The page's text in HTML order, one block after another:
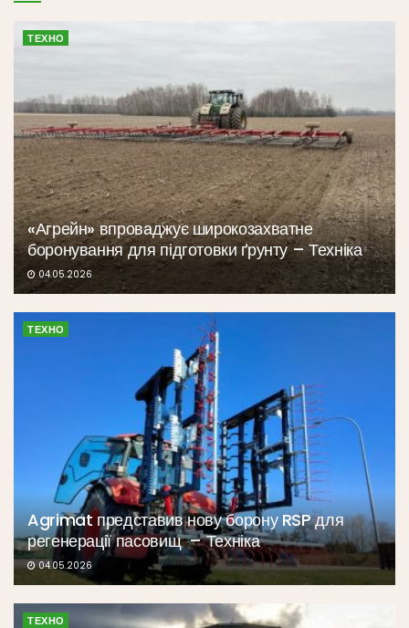
ТЕХНО
«Агрейн» впроваджує широкозахватне
боронування для підготовки ґрунту – Техніка
04.05.2026
ТЕХНО
Agrimat представив нову борону RSP для
регенерації пасовищ – Техніка
04.05.2026
ТЕХНО